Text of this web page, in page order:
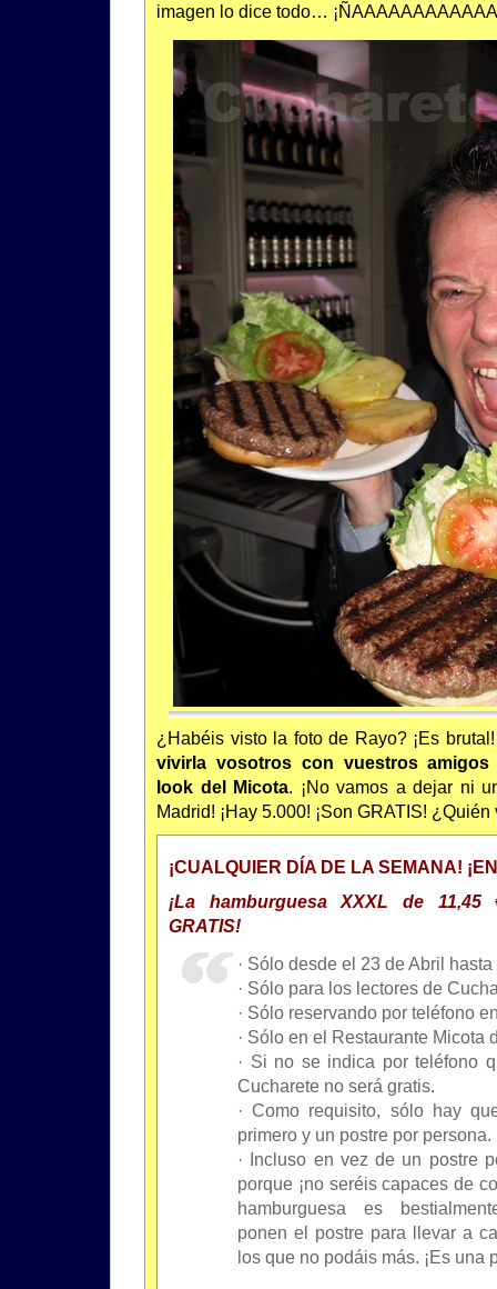
imagen lo dice todo…
¿Habéis visto la foto de Rayo? ¡Es
vivirla vosotros con vuestros
look del Micota. ¡No vamos a dejar ni
Madrid! ¡Hay 5.000! ¡Son GRATIS!
¡CUALQUIER DÍA DE LA SEMANA!
¡La hamburguesa XXXL de 11,45
GRATIS!
· Sólo desde el 23 de Abril
· Sólo para los lectores de
· Sólo reservando por teléfono
· Sólo en el Restaurante Micota
· Si no se indica por teléfono
Cucharete no será gratis.
· Como requisito, sólo hay
primero y un postre por persona.
· Incluso en vez de un postre
porque ¡no seréis capaces de
hamburguesa es
ponen el postre para llevar a
los que no podáis más. ¡Es una